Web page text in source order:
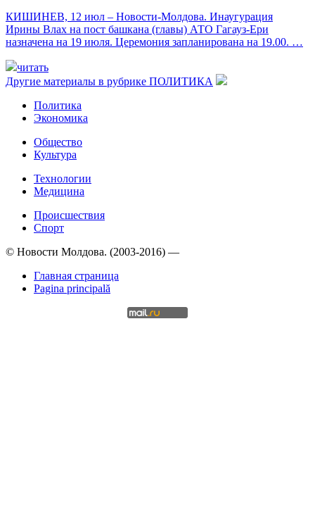
КИШИНЕВ, 12 июл – Новости-Молдова. Инаугурация
Ирины Влах на пост башкана (главы) АТО Гагауз-Ери
назначена на 19 июля. Церемония запланирована на 19.00. …
читать
Другие материалы в рубрике ПОЛИТИКА
Политика
Экономика
Общество
Культура
Технологии
Медицина
Происшествия
Спорт
© Новости Молдова. (2003-2016) —
Главная страница
Pagina principală